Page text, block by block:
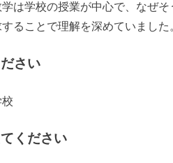
は学校の授業が中心で、なぜ
ることで理解を深めていました
さい
ください